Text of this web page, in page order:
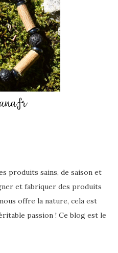
produits sains, de saison et
et fabriquer des produits
offre la nature, cela est
passion ! Ce blog est le